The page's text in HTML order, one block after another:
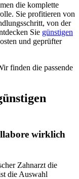
die komplette
Sie profitieren von
von der
Sie günstigen
und geprüfter
finden die passende
wirklich
Zahnarzt die
die Auswahl